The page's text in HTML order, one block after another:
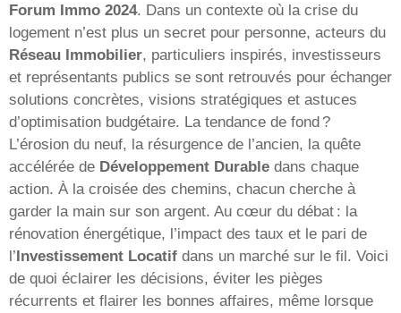
Forum Immo 2024. Dans un contexte où la crise du
logement n’est plus un secret pour personne, acteurs du
Réseau Immobilier, particuliers inspirés, investisseurs
et représentants publics se sont retrouvés pour échanger
solutions concrètes, visions stratégiques et astuces
d’optimisation budgétaire. La tendance de fond ?
L’érosion du neuf, la résurgence de l’ancien, la quête
accélérée de Développement Durable dans chaque
action. À la croisée des chemins, chacun cherche à
garder la main sur son argent. Au cœur du débat : la
rénovation énergétique, l’impact des taux et le pari de
l’Investissement Locatif dans un marché sur le fil. Voici
de quoi éclairer les décisions, éviter les pièges
récurrents et flairer les bonnes affaires, même lorsque